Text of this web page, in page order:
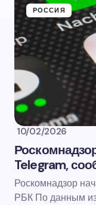
РОССИЯ
10/02/2026
Telegram,
Роскомнадзор
РБК По данным